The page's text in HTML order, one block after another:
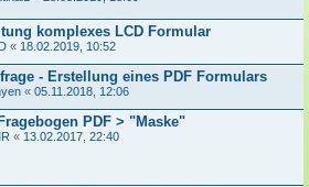
komplexes LCD Formular
« 18.02.2019, 10:52
- Erstellung eines PDF Formulars
« 05.11.2018, 12:06
PDF > "Maske"
« 13.02.2017, 22:40